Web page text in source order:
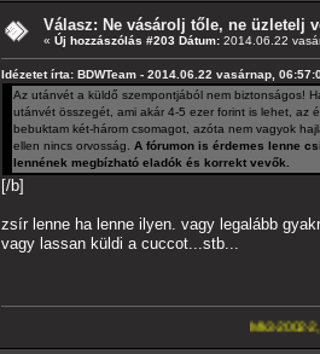
Válasz: Ne vásárolj tőle, ne üzletelj
« Új hozzászólás #203 Dátum: 2014.06.22
Idézetet írta: BDWTeam - 2014.06.22 vasárnap,
Az utánvét a küldő szempontjából nem biztonságos!
utánvét összegét, ami akár 4-5 ezer forint is lehet, az
bebuktam két-három csomagot, azóta nem vagyok
ellen nincs orvosság. A fórumon is érdemes lenne
lennének megbízható eladók és korrekt vevők.
[/b]
zsír lenne ha lenne ilyen. vagy legalább
vagy lassan küldi a cuccot...stb...
Mk3-2002-2,5-V6---A4-es